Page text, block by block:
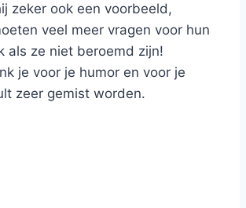
zeker ook een voorbeeld,
veel meer vragen voor hun
als ze niet beroemd zijn!
je voor je humor en voor je
zeer gemist worden.